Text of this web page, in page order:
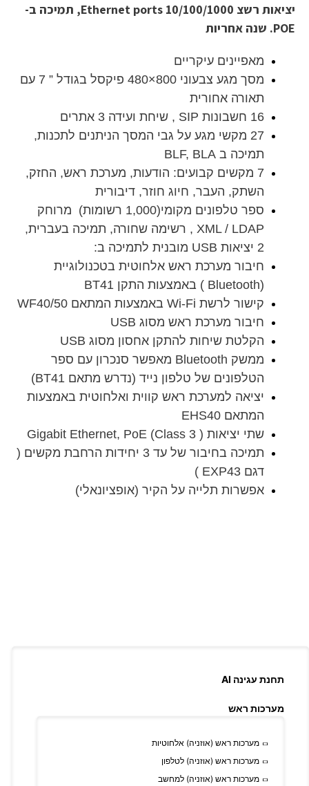
תחנת עגינה AI
מערכות ראש
מערכות ראש (אוזניה) אלחוטיות
מערכות ראש (אוזניה) לטלפון
מערכות ראש (אוזניה) למחשב
יציאות רשצ Ethernet ports 10/100/1000, תמיכה ב-
POE. שנה אחריות
מאפיינים עיקריים
מסך מגע צבעוני 800×480 פיקסל בגודל ” 7 עם
תאורה אחורית
16 חשבונות SIP , שיחת ועידה 3 אתרים
27 מקשי מגע על גבי המסך הניתנים לתכנות,
תמיכה ב BLF, BLA
7 מקשים קבועים: הודעות, מערכת ראש, החזק,
השתק, העבר, חיוג חוזר, דיבורית
ספר טלפונים מקומי(1,000 רשומות) מרוחק
XML / LDAP , רשימה שחורה, תמיכה בעברית,
2 יציאות USB מובנית לתמיכה ב:
חיבור מערכת ראש אלחוטית בטכנולוגיית
(Bluetooth ) באמצעות התקן BT41
קישור לרשת Wi-Fi באמצעות המתאם WF40/50
חיבור מערכת ראש מסוג USB
הקלטת שיחות להתקן אחסון מסוג USB
ממשק Bluetooth מאפשר סנכרון עם ספר
הטלפונים של טלפון נייד (נדרש מתאם BT41)
יציאה למערכת ראש קווית ואלחוטית באמצעות
המתאם EHS40
שתי יציאות ( Gigabit Ethernet, PoE (Class 3
תמיכה בחיבור של עד 3 יחידות הרחבת מקשים (
דגם EXP43 )
אפשרות תלייה על הקיר (אופציונאלי)